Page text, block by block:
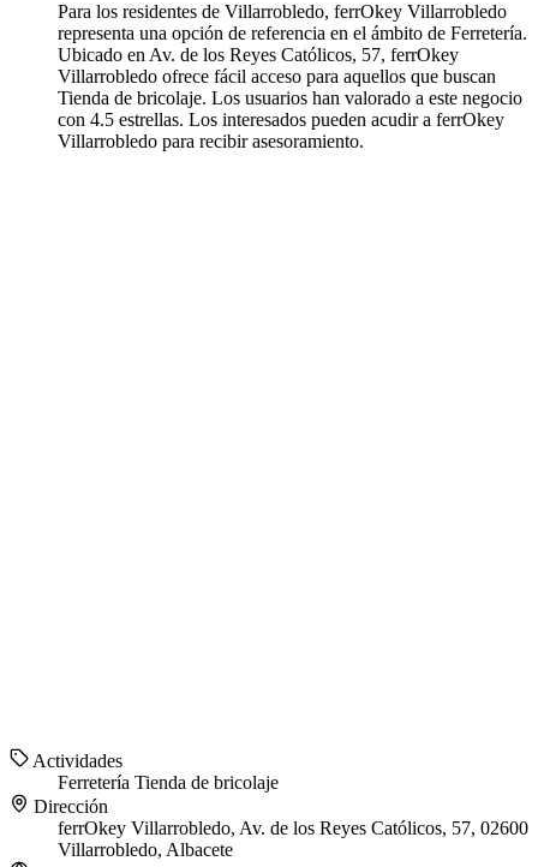
Para los residentes de Villarrobledo, ferrOkey Villarrobledo
representa una opción de referencia en el ámbito de Ferretería.
Ubicado en Av. de los Reyes Católicos, 57, ferrOkey
Villarrobledo ofrece fácil acceso para aquellos que buscan
Tienda de bricolaje. Los usuarios han valorado a este negocio
con 4.5 estrellas. Los interesados pueden acudir a ferrOkey
Villarrobledo para recibir asesoramiento.
Actividades
Ferretería Tienda de bricolaje
Dirección
ferrOkey Villarrobledo, Av. de los Reyes Católicos, 57, 02600
Villarrobledo, Albacete